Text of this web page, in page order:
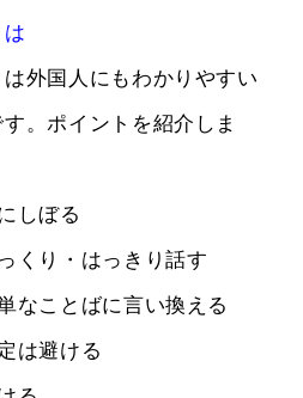
は
は外国人にもわかりやすい
。ポイントを紹介しま
しぼる
くり・はっきり話す
なことばに言い換える
は避ける